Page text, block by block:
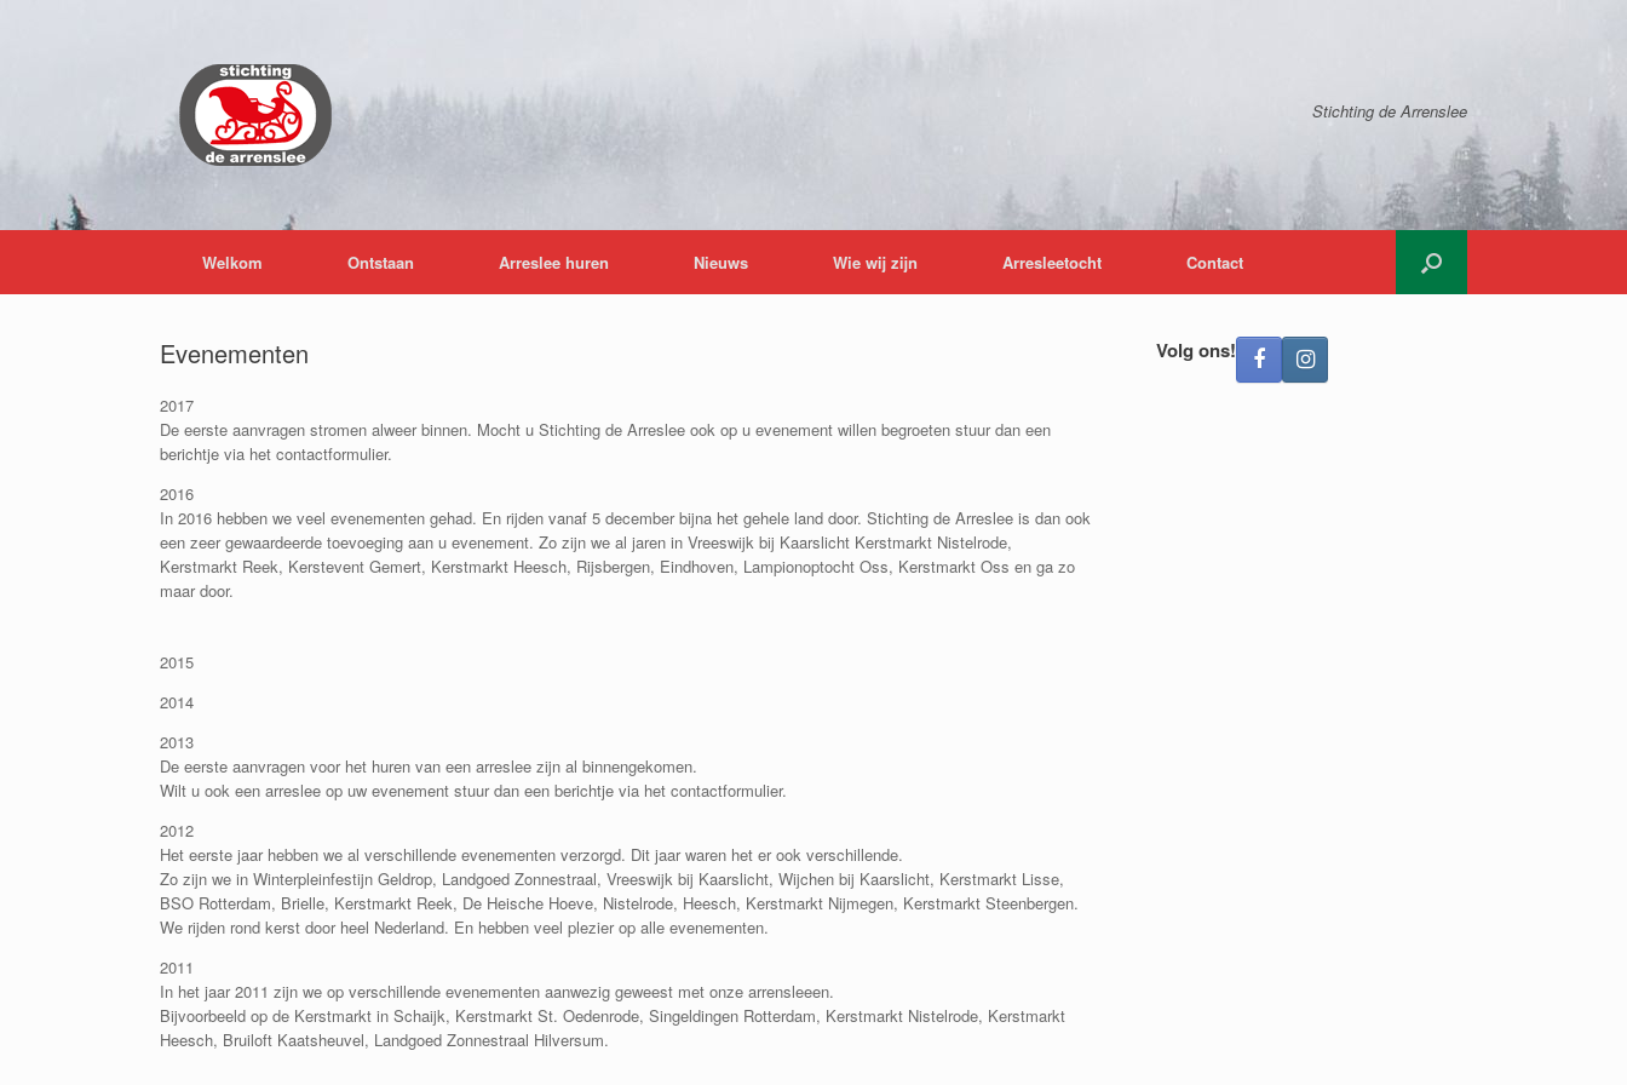
Stichting de Arrenslee
Welkom Ontstaan Arreslee huren Nieuws Wie wij zijn Arresleetocht Contact
Evenementen
2017
De eerste aanvragen stromen alweer binnen. Mocht u Stichting de Arreslee ook op u evenement willen begroeten stuur dan een
berichtje via het contactformulier.
2016
In 2016 hebben we veel evenementen gehad. En rijden vanaf 5 december bijna het gehele land door. Stichting de Arreslee is dan ook
een zeer gewaardeerde toevoeging aan u evenement. Zo zijn we al jaren in Vreeswijk bij Kaarslicht Kerstmarkt Nistelrode,
Kerstmarkt Reek, Kerstevent Gemert, Kerstmarkt Heesch, Rijsbergen, Eindhoven, Lampionoptocht Oss, Kerstmarkt Oss en ga zo
maar door.
2015
2014
2013
De eerste aanvragen voor het huren van een arreslee zijn al binnengekomen.
Wilt u ook een arreslee op uw evenement stuur dan een berichtje via het contactformulier.
2012
Het eerste jaar hebben we al verschillende evenementen verzorgd. Dit jaar waren het er ook verschillende.
Zo zijn we in Winterpleinfestijn Geldrop, Landgoed Zonnestraal, Vreeswijk bij Kaarslicht, Wijchen bij Kaarslicht, Kerstmarkt Lisse,
BSO Rotterdam, Brielle, Kerstmarkt Reek, De Heische Hoeve, Nistelrode, Heesch, Kerstmarkt Nijmegen, Kerstmarkt Steenbergen.
We rijden rond kerst door heel Nederland. En hebben veel plezier op alle evenementen.
2011
In het jaar 2011 zijn we op verschillende evenementen aanwezig geweest met onze arrensleeen.
Bijvoorbeeld op de Kerstmarkt in Schaijk, Kerstmarkt St. Oedenrode, Singeldingen Rotterdam, Kerstmarkt Nistelrode, Kerstmarkt
Heesch, Bruiloft Kaatsheuvel, Landgoed Zonnestraal Hilversum.
Volg ons!